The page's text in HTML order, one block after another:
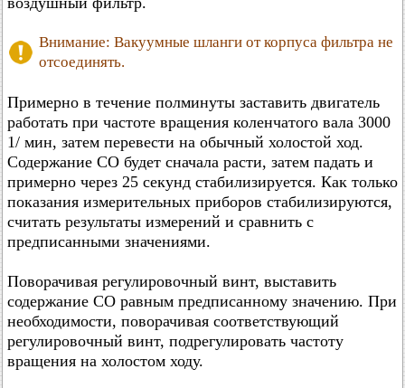
Внимание: Вакуумные шланги от корпуса фильтра не
отсоединять.
Примерно в течение полминуты заставить двигатель
работать при частоте вращения коленчатого вала 3000
1/ мин, затем перевести на обычный холостой ход.
Содержание CO будет сначала расти, затем падать и
примерно через 25 секунд стабилизируется. Как только
показания измерительных приборов стабилизируются,
считать результаты измерений и сравнить с
предписанными значениями.
Поворачивая регулировочный винт, выставить
содержание CO равным предписанному значению. При
необходимости, поворачивая соответствующий
регулировочный винт, подрегулировать частоту
вращения на холостом ходу.